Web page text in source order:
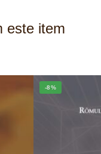
este item
-8%